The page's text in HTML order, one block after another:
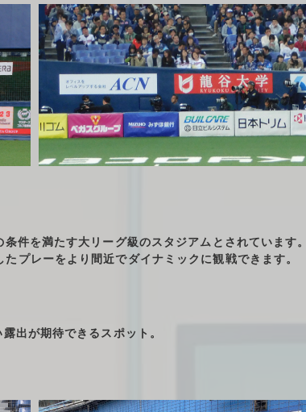
件を満たす大リーグ級のスタジアムとされています
プレーをより間近でダイナミックに観戦できます。
出が期待できるスポット。